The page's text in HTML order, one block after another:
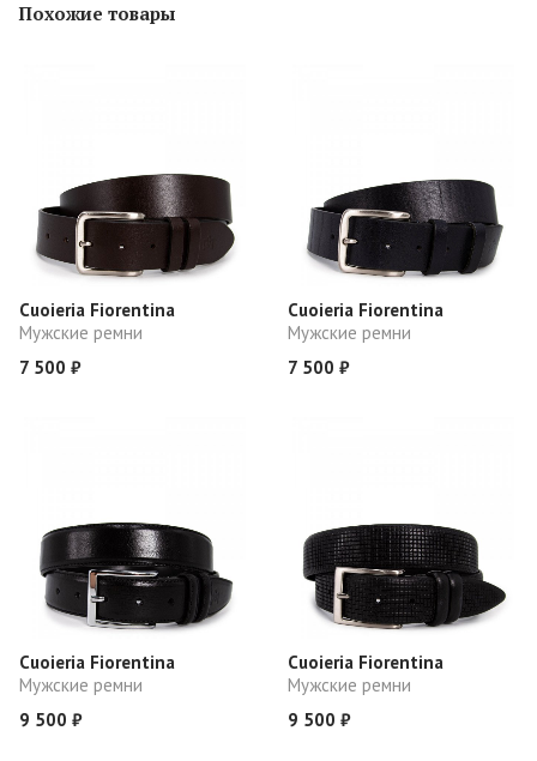
Похожие товары
Cuoieria Fiorentina
Мужские ремни
7 500 ₽
Cuoieria Fiorentina
Мужские ремни
7 500 ₽
Cuoieria Fiorentina
Мужские ремни
9 500 ₽
Cuoieria Fiorentina
Мужские ремни
9 500 ₽